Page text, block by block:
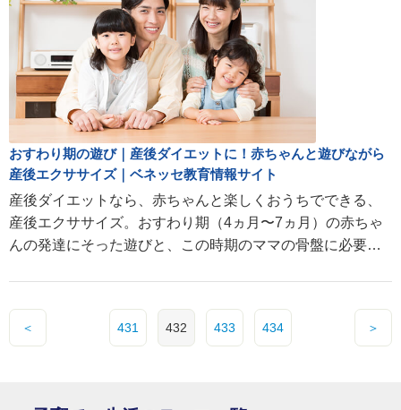
おすわり期の遊び｜産後ダイエットに！赤ちゃんと遊びながら
産後エクササイズ｜ベネッセ教育情報サイト
産後ダイエットなら、赤ちゃんと楽しくおうちでできる、
産後エクササイズ。おすわり期（4ヵ月〜7ヵ月）の赤ちゃ
んの発達にそった遊びと、この時期のママの骨盤に必要な
＜ 431 432 433 434 ＞